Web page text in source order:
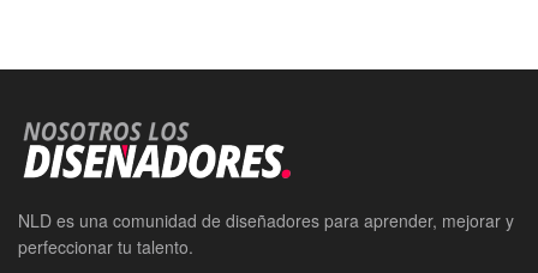
NLD es una comunidad de diseñadores para aprender, mejorar y
perfeccionar tu talento.